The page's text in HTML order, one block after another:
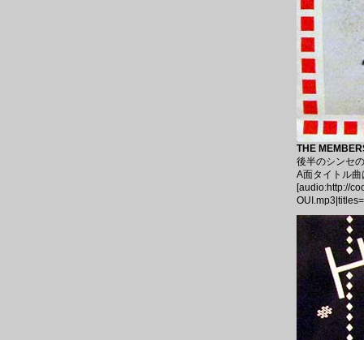
THE
後半のシンセ
A面タイトル
[audio:http://